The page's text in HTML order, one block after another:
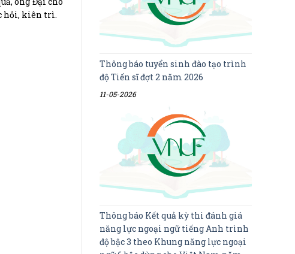
hỏi, kiên trì.
Thông báo tuyển sinh đào tạo trình
độ Tiến sĩ đợt 2 năm 2026
11-05-2026
Thông báo Kết quả kỳ thi đánh giá
năng lực ngoại ngữ tiếng Anh trình
độ bậc 3 theo Khung năng lực ngoại